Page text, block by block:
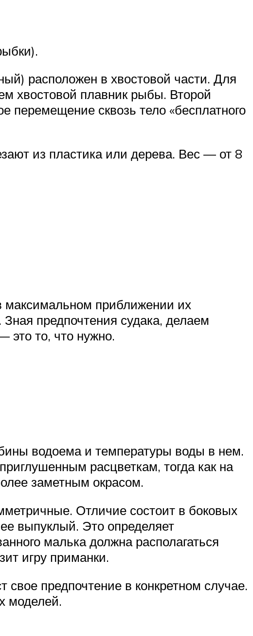
расположен в хвостовой части. Для
хвостовой плавник рыбы. Второй
перемещение сквозь тело «бесплатного
из пластика или дерева. Вес — от 8
максимальном приближении их
предпочтения судака, делаем
это то, что нужно.
водоема и температуры воды в нем.
расцветкам, тогда как на
заметным окрасом.
Отличие состоит в боковых
выпуклый. Это определяет
малька должна располагаться
игру приманки.
предпочтение в конкретном случае.
моделей.